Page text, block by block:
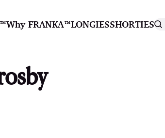
Why FRANKA™️LONGIESSHORTIES